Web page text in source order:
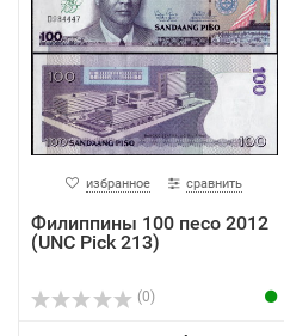
избранное сравнить
Филиппины 100 песо 2012
(UNC Pick 213)
(0)